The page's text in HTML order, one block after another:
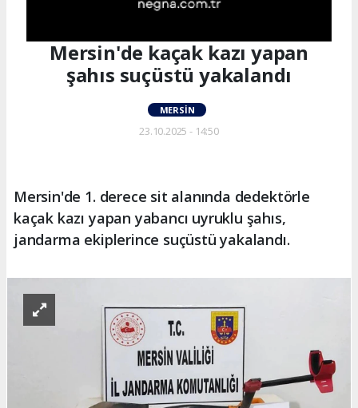
Mersin'de kaçak kazı yapan
şahıs suçüstü yakalandı
MERSIN
23.10.2025 - 14:50
Mersin'de 1. derece sit alanında dedektörle
kaçak kazı yapan yabancı uyruklu şahıs,
jandarma ekiplerince suçüstü yakalandı.